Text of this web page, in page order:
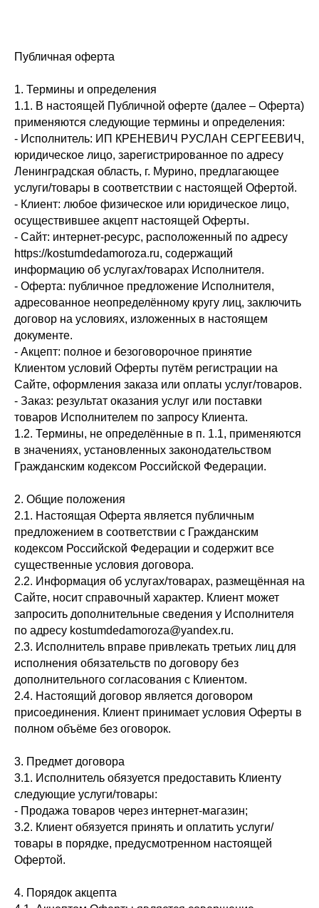
Публичная оферта
1. Термины и определения
1.1. В настоящей Публичной оферте (далее – Оферта)
применяются следующие термины и определения:
- Исполнитель: ИП КРЕНЕВИЧ РУСЛАН СЕРГЕЕВИЧ,
юридическое лицо, зарегистрированное по адресу
Ленинградская область, г. Мурино, предлагающее
услуги/товары в соответствии с настоящей Офертой.
- Клиент: любое физическое или юридическое лицо,
осуществившее акцепт настоящей Оферты.
- Сайт: интернет-ресурс, расположенный по адресу
https://kostumdedamoroza.ru, содержащий
информацию об услугах/товарах Исполнителя.
- Оферта: публичное предложение Исполнителя,
адресованное неопределённому кругу лиц, заключить
договор на условиях, изложенных в настоящем
документе.
- Акцепт: полное и безоговорочное принятие
Клиентом условий Оферты путём регистрации на
Сайте, оформления заказа или оплаты услуг/товаров.
- Заказ: результат оказания услуг или поставки
товаров Исполнителем по запросу Клиента.
1.2. Термины, не определённые в п. 1.1, применяются
в значениях, установленных законодательством
Гражданским кодексом Российской Федерации.
2. Общие положения
2.1. Настоящая Оферта является публичным
предложением в соответствии с Гражданским
кодексом Российской Федерации и содержит все
существенные условия договора.
2.2. Информация об услугах/товарах, размещённая на
Сайте, носит справочный характер. Клиент может
запросить дополнительные сведения у Исполнителя
по адресу kostumdedamoroza@yandex.ru.
2.3. Исполнитель вправе привлекать третьих лиц для
исполнения обязательств по договору без
дополнительного согласования с Клиентом.
2.4. Настоящий договор является договором
присоединения. Клиент принимает условия Оферты в
полном объёме без оговорок.
3. Предмет договора
3.1. Исполнитель обязуется предоставить Клиенту
следующие услуги/товары:
- Продажа товаров через интернет-магазин;
3.2. Клиент обязуется принять и оплатить услуги/
товары в порядке, предусмотренном настоящей
Офертой.
4. Порядок акцепта